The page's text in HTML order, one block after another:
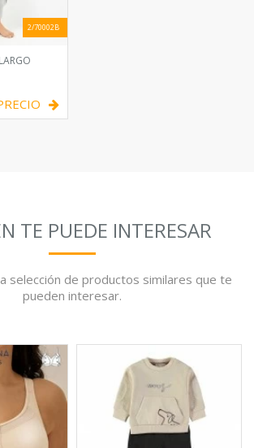
2/70002B
TE PUEDE INTERESAR
selección de productos similares que te
pueden interesar.